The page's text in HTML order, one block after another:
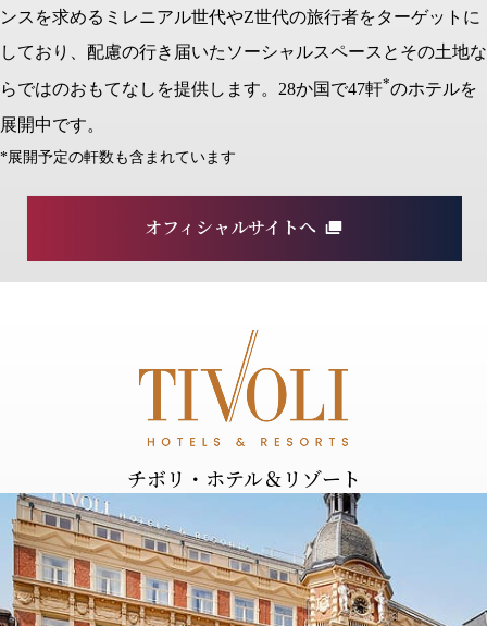
ンスを求めるミレニアル世代やZ世代の旅⾏者をターゲットに
しており、配慮の⾏き届いたソーシャルスペースとその⼟地な
らではのおもてなしを提供します。28か国で47軒*のホテルを
展開中です。
*展開予定の軒数も含まれています
オフィシャルサイトへ
チボリ・ホテル＆リゾート